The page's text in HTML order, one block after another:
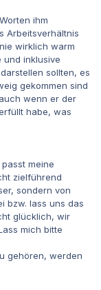
ihm
Arbeitsverhältnis
wirklich warm
und inklusive
sollten, es
gekommen sind
wenn er der
habe, was
meine
zielführend
sondern von
bzw. lass uns das
glücklich, wir
mich bitte
gehören, werden